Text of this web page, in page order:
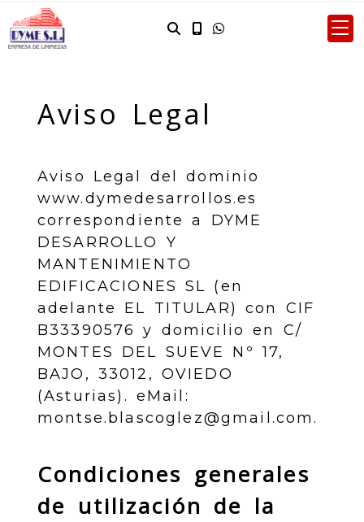
Aviso Legal
Aviso Legal del dominio
www.dymedesarrollos.es
correspondiente a DYME
DESARROLLO Y
MANTENIMIENTO
EDIFICACIONES SL (en
adelante EL TITULAR) con CIF
B33390576 y domicilio en C/
MONTES DEL SUEVE Nº 17,
BAJO , 33012 , OVIEDO
(Asturias). eMail:
montse.blascoglez@gmail.com.
Condiciones generales
de utilización de la